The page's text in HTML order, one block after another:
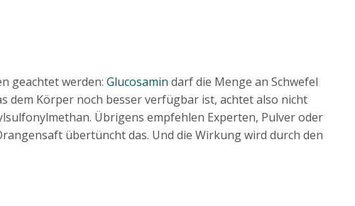
geachtet werden: Glucosamin darf die Menge an Schwefel
dem Körper noch besser verfügbar ist, achtet also nicht
Übrigens empfehlen Experten, Pulver oder
übertüncht das. Und die Wirkung wird durch den